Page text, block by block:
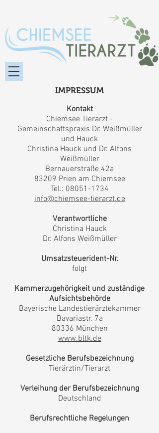
IMPRESSUM
Kontakt
Chiemsee Tierarzt -
Gemeinschaftspraxis Dr. Weißmüller
und Hauck
Christina Hauck und Dr. Alfons
Weißmüller
Bernauerstraße 42a
83209 Prien am Chiemsee
Tel.: 08051-1734
info@chiemsee-tierarzt.de
Verantwortliche
Christina Hauck
Dr. Alfons Weißmüller
Umsatzsteuerident-Nr.
folgt
Kammerzugehörigkeit und zuständige
Aufsichtsbehörde
Bayerische Landestierärztekammer
Bavariastr. 7a
80336 München
www.bltk.de
Gesetzliche Berufsbezeichnung
Tierärztin/Tierarzt
Verleihung der Berufsbezeichnung
Deutschland
Berufsrechtliche Regelungen